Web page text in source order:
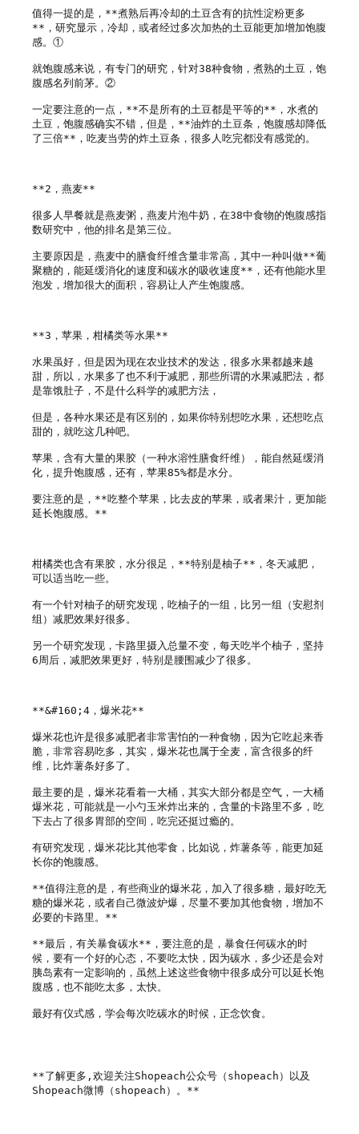
值得一提的是，**煮熟后再冷却的土豆含有的抗性淀粉更多
**，研究显示，冷却，或者经过多次加热的土豆能更加增加饱腹
感。①
就饱腹感来说，有专门的研究，针对38种食物，煮熟的土豆，饱
腹感名列前茅。②
一定要注意的一点，**不是所有的土豆都是平等的**，水煮的
土豆，饱腹感确实不错，但是，**油炸的土豆条，饱腹感却降低
了三倍**，吃麦当劳的炸土豆条，很多人吃完都没有感觉的。
**2，燕麦**
很多人早餐就是燕麦粥，燕麦片泡牛奶，在38中食物的饱腹感指
数研究中，他的排名是第三位。
主要原因是，燕麦中的膳食纤维含量非常高，其中一种叫做**葡
聚糖的，能延缓消化的速度和碳水的吸收速度**，还有他能水里
泡发，增加很大的面积，容易让人产生饱腹感。
**3，苹果，柑橘类等水果**
水果虽好，但是因为现在农业技术的发达，很多水果都越来越
甜，所以，水果多了也不利于减肥，那些所谓的水果减肥法，都
是靠饿肚子，不是什么科学的减肥方法，
但是，各种水果还是有区别的，如果你特别想吃水果，还想吃点
甜的，就吃这几种吧。
苹果，含有大量的果胶（一种水溶性膳食纤维），能自然延缓消
化，提升饱腹感，还有，苹果85%都是水分。
要注意的是，**吃整个苹果，比去皮的苹果，或者果汁，更加能
延长饱腹感。**
柑橘类也含有果胶，水分很足，**特别是柚子**，冬天减肥，
可以适当吃一些。
有一个针对柚子的研究发现，吃柚子的一组，比另一组（安慰剂
组）减肥效果好很多。
另一个研究发现，卡路里摄入总量不变，每天吃半个柚子，坚持
6周后，减肥效果更好，特别是腰围减少了很多。
**&#160;4，爆米花**
爆米花也许是很多减肥者非常害怕的一种食物，因为它吃起来香
脆，非常容易吃多，其实，爆米花也属于全麦，富含很多的纤
维，比炸薯条好多了。
最主要的是，爆米花看着一大桶，其实大部分都是空气，一大桶
爆米花，可能就是一小勺玉米炸出来的，含量的卡路里不多，吃
下去占了很多胃部的空间，吃完还挺过瘾的。
有研究发现，爆米花比其他零食，比如说，炸薯条等，能更加延
长你的饱腹感。
**值得注意的是，有些商业的爆米花，加入了很多糖，最好吃无
糖的爆米花，或者自己微波炉爆，尽量不要加其他食物，增加不
必要的卡路里。**
**最后，有关暴食碳水**，要注意的是，暴食任何碳水的时
候，要有一个好的心态，不要吃太快，因为碳水，多少还是会对
胰岛素有一定影响的，虽然上述这些食物中很多成分可以延长饱
腹感，也不能吃太多，太快。
最好有仪式感，学会每次吃碳水的时候，正念饮食。
**了解更多,欢迎关注Shopeach公众号（shopeach）以及
Shopeach微博（shopeach）。**